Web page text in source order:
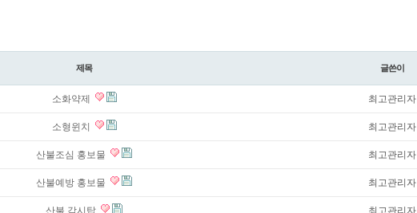
제목 글쓴이
소화약제 최고관리자
소형윈치 최고관리자
산불조심 홍보물 최고관리자
산불예방 홍보물 최고관리자
산불 감시탑 최고관리자